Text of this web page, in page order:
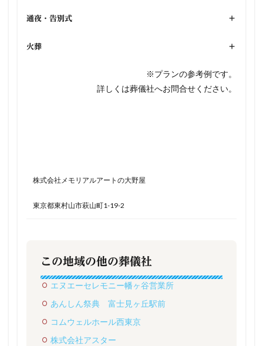
通夜・告別式 +
火葬 +
※プランの参考例です。
詳しくは葬儀社へお問合せください。
株式会社メモリアルアートの大野屋
東京都東村山市萩山町1-19-2
この地域の他の葬儀社
エヌエーセレモニー幡ヶ谷営業所
あんしん祭典 富士見ヶ丘駅前
コムウェルホール西東京
株式会社アスター